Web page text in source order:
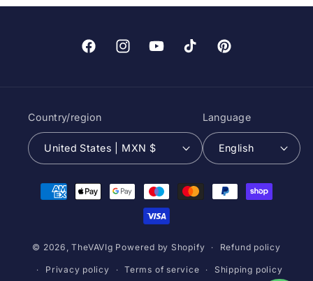
FacebookInstagramYouTubeTikTok Pinterest
Country/region
United States | MXN $
Language
English
Payment
methods
© 2026,TheVAVIg Powered by Shopify Refund policy
Privacy policy Terms of service Shipping policy